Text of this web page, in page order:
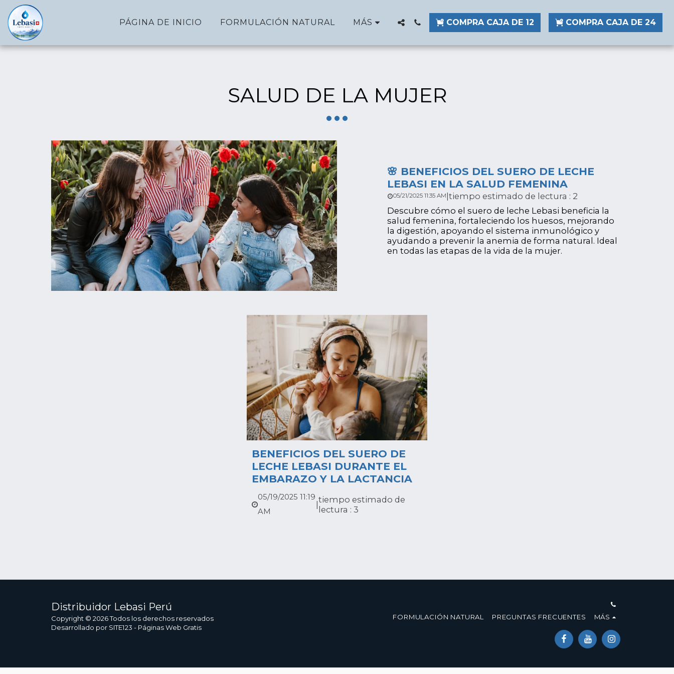
PÁGINA DE INICIO FORMULACIÓN NATURAL MÁS COMPRA CAJA DE 12 COMPRA CAJA DE 24
SALUD DE LA MUJER
🌸 BENEFICIOS DEL SUERO DE LECHE
LEBASI EN LA SALUD FEMENINA
05/21/2025 11:35 AM|tiempo estimado de lectura : 2
Descubre cómo el suero de leche Lebasi beneficia la
salud femenina, fortaleciendo los huesos, mejorando
la digestión, apoyando el sistema inmunológico y
ayudando a prevenir la anemia de forma natural. Ideal
en todas las etapas de la vida de la mujer.
BENEFICIOS DEL SUERO DE
LECHE LEBASI DURANTE EL
EMBARAZO Y LA LACTANCIA
05/19/2025 11:19
AM
|tiempo estimado de
lectura : 3
Distribuidor Lebasi Perú
Copyright © 2026 Todos los derechos reservados
Desarrollado por SITE123 - Páginas Web Gratis
FORMULACIÓN NATURAL PREGUNTAS FRECUENTES MÁS